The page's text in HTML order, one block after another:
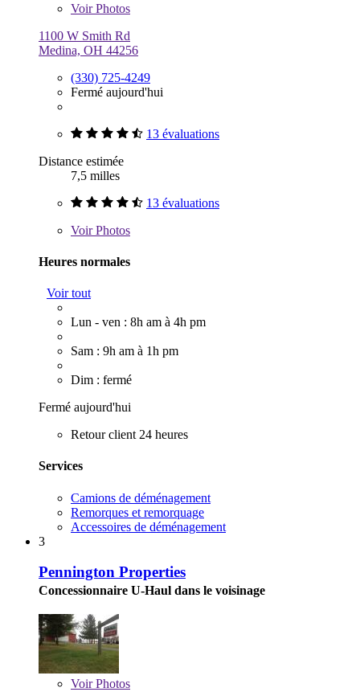
VoirPhotos
1100 W Smith Rd
Medina, OH 44256
(330) 725-4249
Fermé aujourd'hui
13 évaluations
Distance estimée
7,5 milles
13 évaluations
VoirPhotos
Heures normales
Voir tout
Lun - ven : 8h am à 4h pm
Sam : 9h am à 1h pm
Dim : fermé
Fermé aujourd'hui
Retour client 24 heures
Services
Camions de déménagement
Remorques et remorquage
Accessoires de déménagement
3
Pennington Properties
Concessionnaire U-Haul dans le voisinage
VoirPhotos